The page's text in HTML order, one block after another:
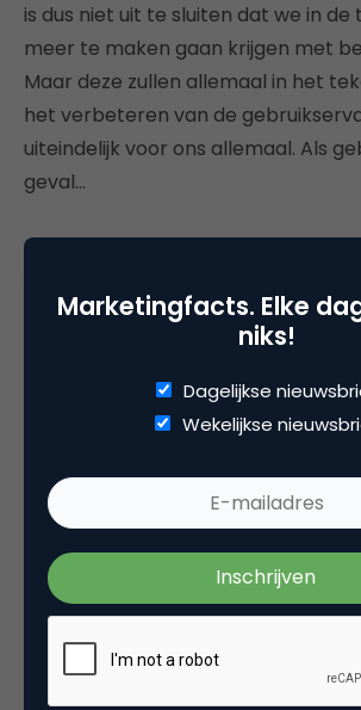
is dus niet uit te sluiten dat we in
meer te maken gaan krijgen met
Maar deze zullen allemaal in het
het verbeteren van de
uiteindelijk voor ons allemaal. Als
geval…
Alex Vijfvinkel
Media Specialist bij
Als Media Specialist bij Fresh
op zoek naar dé trends en
social media. Graag blog ik over de
mogelijkheden waarop de kanalen
Marketingfacts. Elke
niks!
Dagelijkse
Wekelijkse